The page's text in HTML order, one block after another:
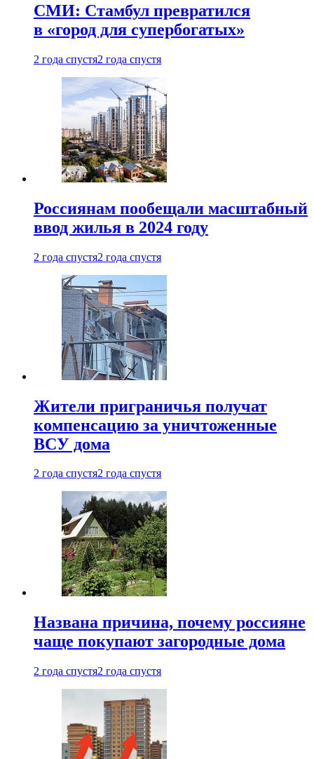
СМИ: Стамбул превратился
в «город для супербогатых»
2 года спустя2 года спустя
Россиянам пообещали масштабный
ввод жилья в 2024 году
2 года спустя2 года спустя
Жители приграничья получат
компенсацию за уничтоженные
ВСУ дома
2 года спустя2 года спустя
Названа причина, почему россияне
чаще покупают загородные дома
2 года спустя2 года спустя